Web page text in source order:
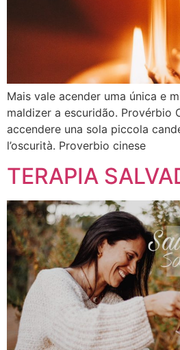
Mais vale acender uma única e
maldizer a escuridão. Provérbio
accendere una sola piccola
l’oscurità. Proverbio cinese
TERAPIA